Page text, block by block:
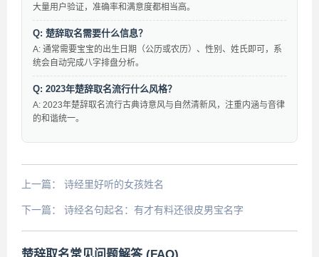
大量用户验证，准确率和满意度都相当高。
Q: 楚辞取名需要什么信息？
A: 通常需要宝宝的出生日期（公历或农历）、性别、姓氏即可，系
统会自动完成八字排盘分析。
Q: 2023年楚辞取名流行什么风格？
A: 2023年楚辞取名流行古典诗意风与自然清新风，注重内涵与音律
的和谐统一。
上一篇： 诗经里好听的女孩姓名
下一篇： 诗经名句起名：有才有料还很皮男宝名字